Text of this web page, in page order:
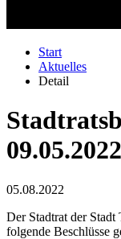
Start
Aktuelles
Detail
09.05.2022
05.08.2022
Der Stadtrat der
folgende Beschlüsse